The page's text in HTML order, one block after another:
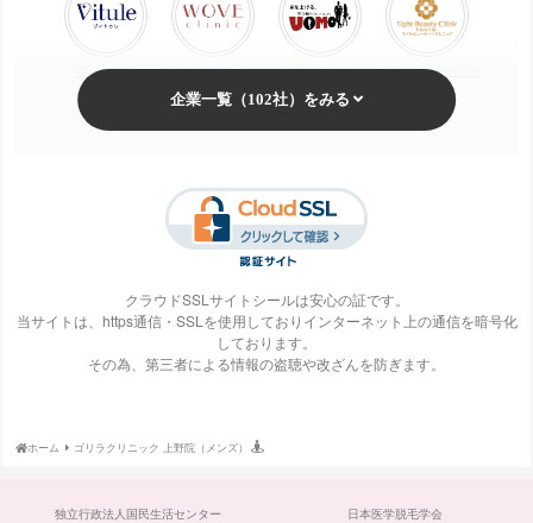
ヴィトゥレ
ウォブクリニック中
目黒
UOMO（ウオモ） エイトビューティー
クリニック
エステ・タイム エステティックTBC
S-Labo（エスラ
ボ）
エピレ エミナルクリニック エルクリニック
ック
クラウドSSLサイトシールは安心の証です。
当サイトは、https通信・SSLを使用しておりインターネット上の通信を暗号化
しております。
その為、第三者による情報の盗聴や改ざんを防ぎます。
ホーム ゴリラクリニック 上野院（メンズ）
独立行政法人国民生活センター 日本医学脱毛学会